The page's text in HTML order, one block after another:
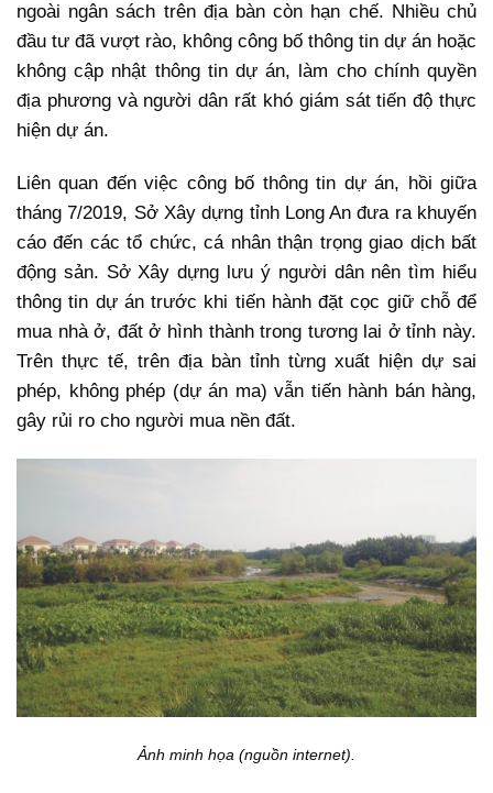
ngoài ngân sách trên địa bàn còn hạn chế. Nhiều chủ
đầu tư đã vượt rào, không công bố thông tin dự án hoặc
không cập nhật thông tin dự án, làm cho chính quyền
địa phương và người dân rất khó giám sát tiến độ thực
hiện dự án.
Liên quan đến việc công bố thông tin dự án, hồi giữa
tháng 7/2019, Sở Xây dựng tỉnh Long An đưa ra khuyến
cáo đến các tổ chức, cá nhân thận trọng giao dịch bất
động sản. Sở Xây dựng lưu ý người dân nên tìm hiểu
thông tin dự án trước khi tiến hành đặt cọc giữ chỗ để
mua nhà ở, đất ở hình thành trong tương lai ở tỉnh này.
Trên thực tế, trên địa bàn tỉnh từng xuất hiện dự sai
phép, không phép (dự án ma) vẫn tiến hành bán hàng,
gây rủi ro cho người mua nền đất.
Ảnh minh họa (nguồn internet).